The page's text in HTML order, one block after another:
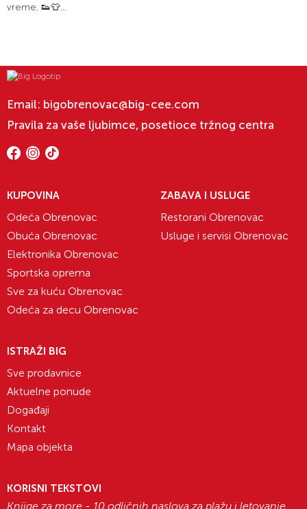
vreme. 👟👕...
Email: bigobrenovac@big-cee.com
Pravila za vaše ljubimce, posetioce tržnog centra
KUPOVINA
Odeća Obrenovac
Obuća Obrenovac
Elektronika Obrenovac
Sportska oprema
Sve za kuću Obrenovac
Odeća za decu Obrenovac
ZABAVA I USLUGE
Restorani Obrenovac
Usluge i servisi Obrenovac
ISTRAŽI BIG
Sve prodavnice
Aktuelne ponude
Događaji
Kontakt
Mapa objekta
KORISNI TEKSTOVI
Knjige za more - 10 odličnih naslova za plažu i letovanje